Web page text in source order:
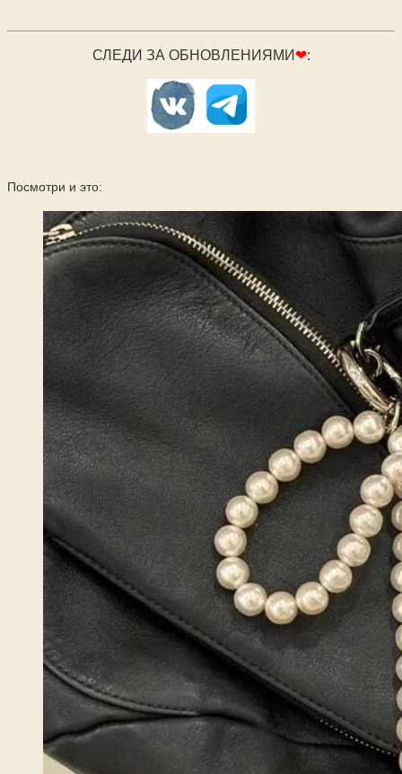
СЛЕДИ ЗА ОБНОВЛЕНИЯМИ ❤:
Посмотри и это: